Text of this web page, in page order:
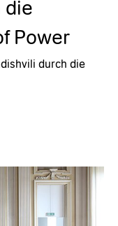
die
Power
durch die